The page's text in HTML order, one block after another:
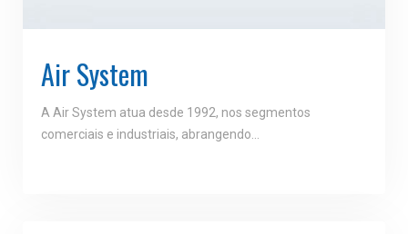
Air System
A Air System atua desde 1992, nos segmentos
comerciais e industriais, abrangendo...